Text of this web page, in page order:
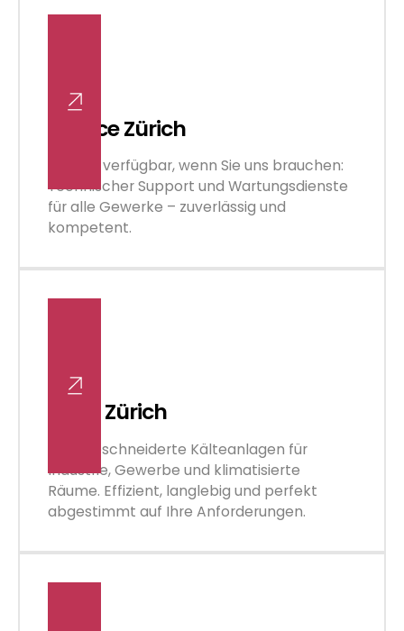
Service Zürich
Schnell verfügbar, wenn Sie uns brauchen:
Technischer Support und Wartungsdienste
für alle Gewerke – zuverlässig und
kompetent.
Kälte Zürich
Massgeschneiderte Kälteanlagen für
Industrie, Gewerbe und klimatisierte
Räume. Effizient, langlebig und perfekt
abgestimmt auf Ihre Anforderungen.